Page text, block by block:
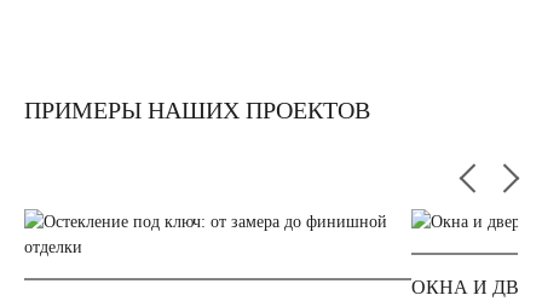
ПРИМЕРЫ НАШИХ ПРОЕКТОВ
ОКНА И